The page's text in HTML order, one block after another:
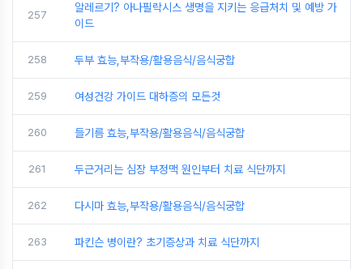
257
알레르기? 아나필락시스 생명을 지키는 응급처치 및 예방 가
이드
258 두부 효능,부작용/활용음식/음식궁합
259 여성건강 가이드 대하증의 모든것
260 들기름 효능,부작용/활용음식/음식궁합
261 두근거리는 심장 부정맥 원인부터 치료 식단까지
262 다시마 효능,부작용/활용음식/음식궁합
263 파킨슨 병이란? 초기증상과 치료 식단까지